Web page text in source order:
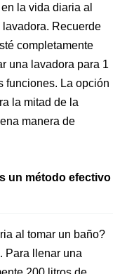
la vida diaria al
lavadora. Recuerde
completamente
una lavadora para 1
funciones. La opción
la mitad de la
manera de
un método efectivo
al tomar un baño?
Para llenar una